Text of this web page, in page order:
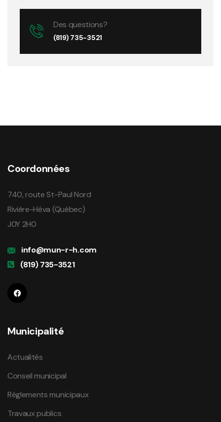
Des questions?
(819) 735-3521
Coordonnées
740, route St-Paul Nord
Rivière-Héva (Québec)
J0Y 2H0
info@mun-r-h.com
(819) 735-3521
Municipalité
Actualités
Conseil municipal
Règlements municipaux
Travaux publics